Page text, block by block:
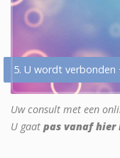
5. U wordt verbonden
Uw consult met een
U gaat pas vanaf hier